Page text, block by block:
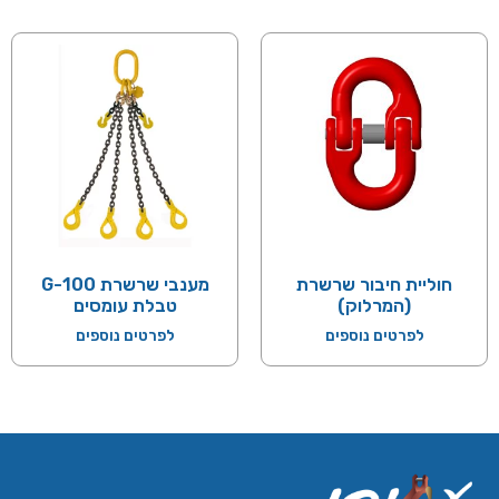
חוליית חיבור שרשרת
(המרלוק)
לפרטים נוספים
מענבי שרשרת 100-G
טבלת עומסים
לפרטים נוספים